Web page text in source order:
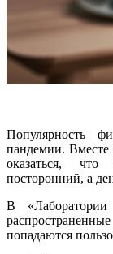
Популярность
пандемии.
оказаться, что
посторонний, а
В «Лаборатории
попадаются